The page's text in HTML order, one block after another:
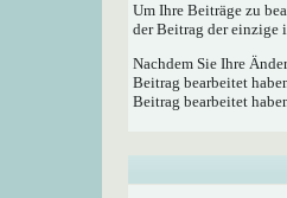
Um Ihre Beiträge zu
der Beitrag der einzige
Nachdem Sie Ihre
Beitrag bearbeitet
Beitrag bearbeitet